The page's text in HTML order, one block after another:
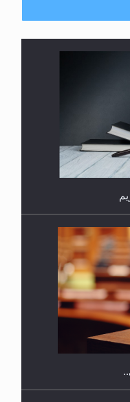
أو الهجرية؟
للمحجبات وغير